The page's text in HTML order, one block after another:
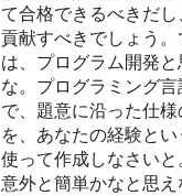
て合格できるべきだ
貢献すべきでしょう
は、プログラム開発
な。プログラミング言
で、題意に沿った仕様
を、あなたの経験と
使って作成しなさいと
意外と簡単かなと思